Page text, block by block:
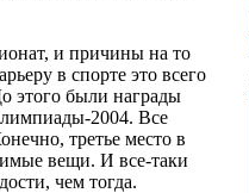
и причины на то
в спорте это всего
этого были награды
2004. Все
третье место в
вещи. И все-таки
чем тогда.